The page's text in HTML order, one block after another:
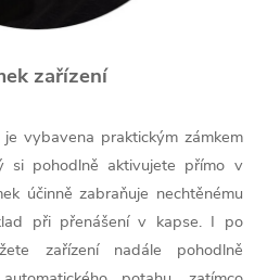
zařízení
vybavena praktickým zámkem
si pohodlně aktivujete přímo v
účinně zabraňuje nechtěnému
při přenášení v kapse. I po
zařízení nadále pohodlně